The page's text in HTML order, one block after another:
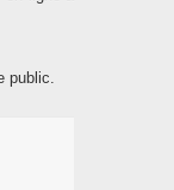
public.